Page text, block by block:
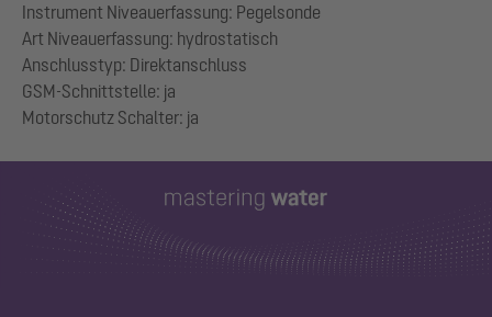
Instrument Niveauerfassung: Pegelsonde
Art Niveauerfassung: hydrostatisch
Anschlusstyp: Direktanschluss
GSM-Schnittstelle: ja